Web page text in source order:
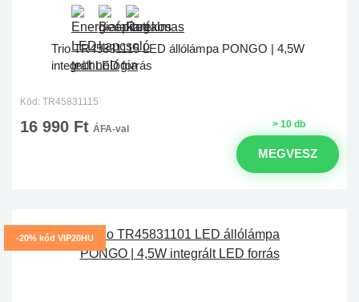
Trio TR45831115 LED állólámpa PONGO | 4,5W
integrált LED forrás
Kód: TR45831115
> 10 db
16 990 Ft ÁFA-val
MEGVESZ
-20% kód VIP20HU